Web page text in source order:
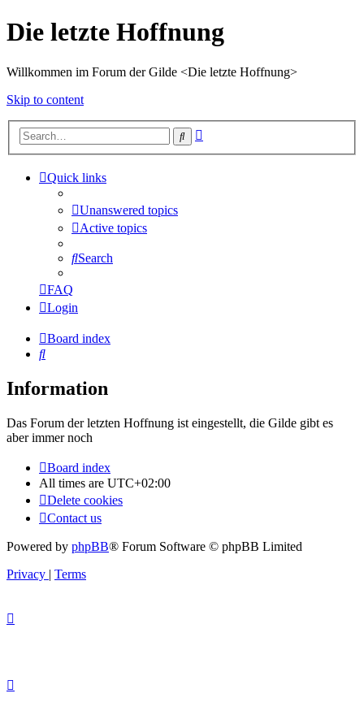
Die letzte Hoffnung
Willkommen im Forum der Gilde <Die letzte Hoffnung>
Skip to content
Search
Quick links
Unanswered topics
Active topics
Search
FAQ
Login
Board index
Search
Information
Das Forum der letzten Hoffnung ist eingestellt, die Gilde gibt es
aber immer noch
Board index
All times are UTC+02:00
Delete cookies
Contact us
Powered by phpBB® Forum Software © phpBB Limited
Privacy | Terms